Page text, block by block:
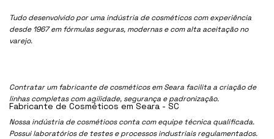
Tudo desenvolvido por uma indústria de cosméticos com experiência
desde 1967 em fórmulas seguras, modernas e com alta aceitação no
varejo.
Contratar um fabricante de cosméticos em Seara facilita a criação de
linhas completas com agilidade, segurança e padronização.
Nossa indústria de cosmétioos conta com equipe técnica qualificada.
Possui laboratórios de testes e processos industriais regulamentados.
Fabricante de Cosméticos em Seara - SC